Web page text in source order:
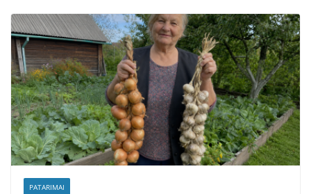
PATARIMAI